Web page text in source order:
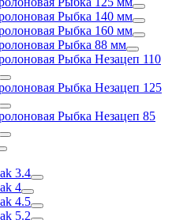
Рыбка 140 мм
Рыбка 160 мм
Рыбка 88 мм
Рыбка Незацеп 110
Рыбка Незацеп 125
Рыбка Незацеп 85
3.4
4
4.5
5.2